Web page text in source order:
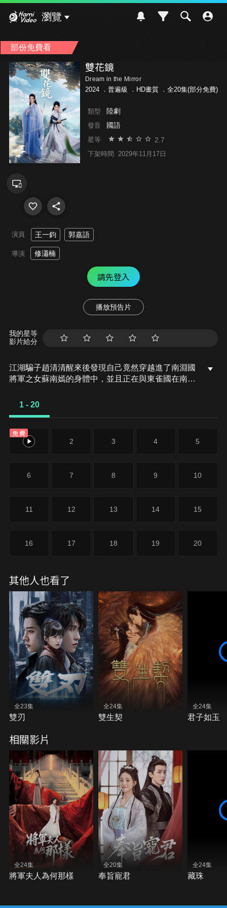
瀏覽
部份免費看
雙花鏡
Dream in the Mirror
2024 ． 普遍級 ．HD畫質 ．全20集(部分免費)
類型 陸劇
發音 國語
星等 2.7
下架時間 2029年11月17日
演員 王一鈞 郭嘉語
導演 修瀟楠
請先登入
播放預告片
我的星等
影片給分
江湖騙子趙清清醒來後發現自己竟然穿越進了南淵國
將軍之女蘇南嫣的身體中，並且正在與東雀國在南淵
似乎與這具身體原本的主人蘇南嫣有染？震驚之餘，
花鏡讓已經死去的趙清清暫時附身在了蘇南嫣身體
上，但每當夜幕降臨，蘇南嫣就會重新獲得身體的控
和趙清清達成合作，白天趙清清扮演好蘇南嫣的身
雀、質子間的巨大陰謀逐漸浮出水面，趙清清之死只
1 - 20
免費
1 2 3 4 5
6 7 8 9 10
11 12 13 14 15
16 17 18 19 20
其他人也看了
全23集
雙刃
全24集
雙生契
全24集
君子如玉
相關影片
全24集
將軍夫人為何那樣
全20集
奉旨寵君
全24集
藏珠